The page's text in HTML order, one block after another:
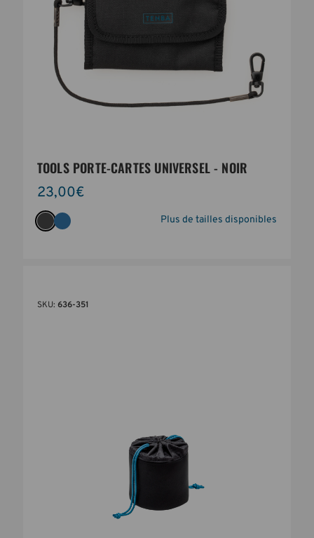
TOOLS PORTE-CARTES UNIVERSEL - NOIR
23,00€
Plus de tailles disponibles
SKU: 636-351